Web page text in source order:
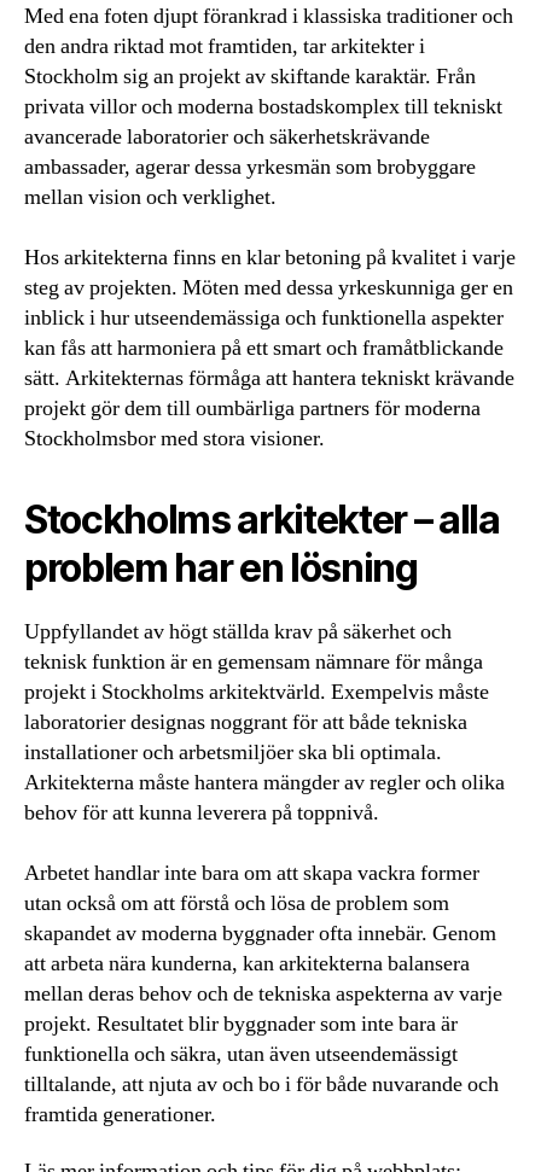
Med ena foten djupt förankrad i klassiska traditioner och
den andra riktad mot framtiden, tar arkitekter i
Stockholm sig an projekt av skiftande karaktär. Från
privata villor och moderna bostadskomplex till tekniskt
avancerade laboratorier och säkerhetskrävande
ambassader, agerar dessa yrkesmän som brobyggare
mellan vision och verklighet.
Hos arkitekterna finns en klar betoning på kvalitet i varje
steg av projekten. Möten med dessa yrkeskunniga ger en
inblick i hur utseendemässiga och funktionella aspekter
kan fås att harmoniera på ett smart och framåtblickande
sätt. Arkitekternas förmåga att hantera tekniskt krävande
projekt gör dem till oumbärliga partners för moderna
Stockholmsbor med stora visioner.
Stockholms arkitekter – alla
problem har en lösning
Uppfyllandet av högt ställda krav på säkerhet och
teknisk funktion är en gemensam nämnare för många
projekt i Stockholms arkitektvärld. Exempelvis måste
laboratorier designas noggrant för att både tekniska
installationer och arbetsmiljöer ska bli optimala.
Arkitekterna måste hantera mängder av regler och olika
behov för att kunna leverera på toppnivå.
Arbetet handlar inte bara om att skapa vackra former
utan också om att förstå och lösa de problem som
skapandet av moderna byggnader ofta innebär. Genom
att arbeta nära kunderna, kan arkitekterna balansera
mellan deras behov och de tekniska aspekterna av varje
projekt. Resultatet blir byggnader som inte bara är
funktionella och säkra, utan även utseendemässigt
tilltalande, att njuta av och bo i för både nuvarande och
framtida generationer.